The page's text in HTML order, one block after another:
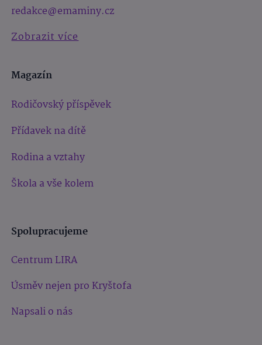
redakce@emaminy.cz
Zobrazit více
Magazín
Rodičovský příspěvek
Přídavek na dítě
Rodina a vztahy
Škola a vše kolem
Spolupracujeme
Centrum LIRA
Úsměv nejen pro Kryštofa
Napsali o nás